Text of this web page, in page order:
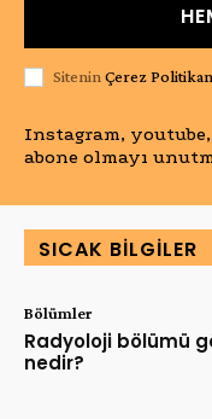
Sitenin Çerez
Instagram,
abone olmayı
SICAK BILGILER
Bölümler
Radyoloji bölümü
nedir?